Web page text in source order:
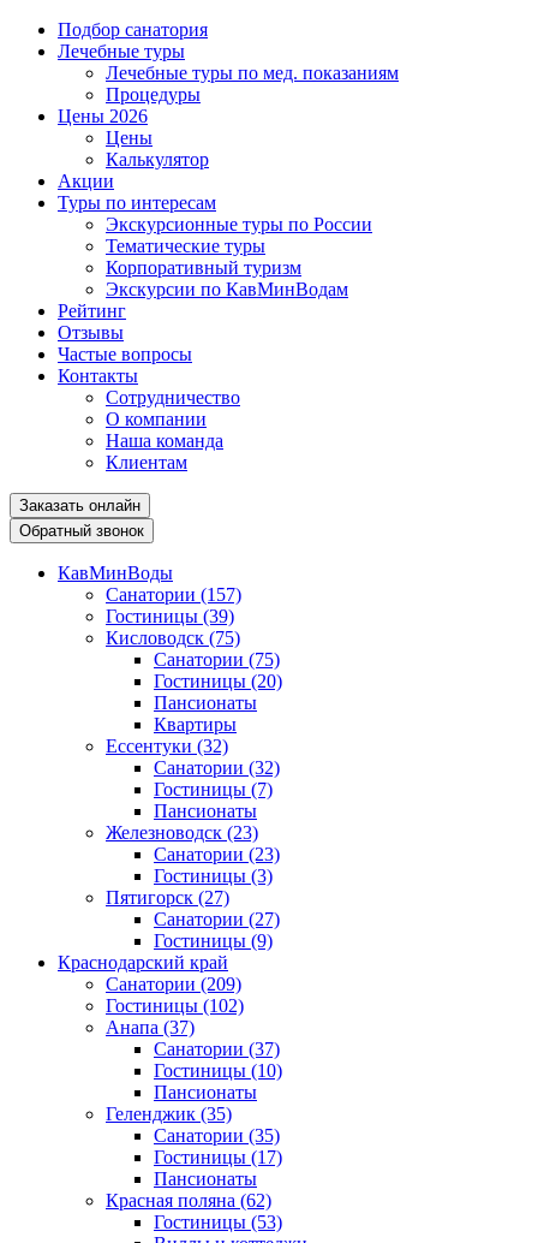
Подбор санатория
Лечебные туры
Лечебные туры по мед. показаниям
Процедуры
Цены 2026
Цены
Калькулятор
Акции
Туры по интересам
Экскурсионные туры по России
Тематические туры
Корпоративный туризм
Экскурсии по КавМинВодам
Рейтинг
Отзывы
Частые вопросы
Контакты
Сотрудничество
О компании
Наша команда
Клиентам
Заказать онлайн
Обратный звонок
КавМинВоды
Санатории (157)
Гостиницы (39)
Кисловодск (75)
Санатории (75)
Гостиницы (20)
Пансионаты
Квартиры
Ессентуки (32)
Санатории (32)
Гостиницы (7)
Пансионаты
Железноводск (23)
Санатории (23)
Гостиницы (3)
Пятигорск (27)
Санатории (27)
Гостиницы (9)
Краснодарский край
Санатории (209)
Гостиницы (102)
Анапа (37)
Санатории (37)
Гостиницы (10)
Пансионаты
Геленджик (35)
Санатории (35)
Гостиницы (17)
Пансионаты
Красная поляна (62)
Гостиницы (53)